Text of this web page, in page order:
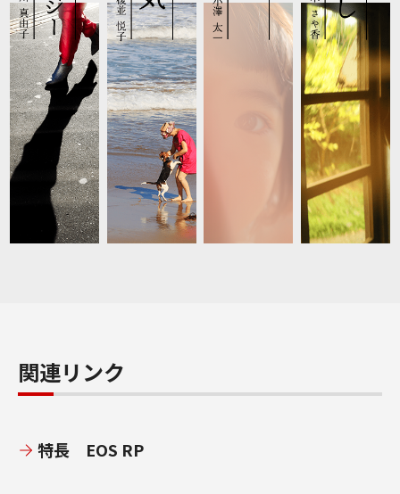
関連リンク
特長 EOS RP